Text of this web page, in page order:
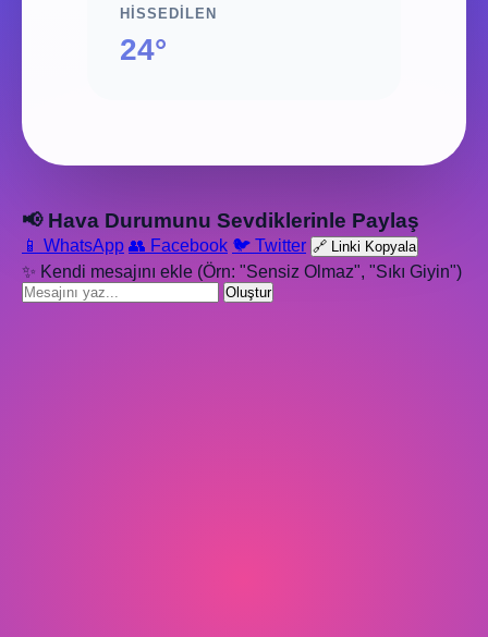
HISSEDILEN
24°
📢 Hava Durumunu Sevdiklerinle Paylaş
📱 WhatsApp 👥 Facebook 🐦 Twitter 🔗 Linki Kopyala
✨ Kendi mesajını ekle (Örn: "Sensiz Olmaz", "Sıkı Giyin")
Oluştur